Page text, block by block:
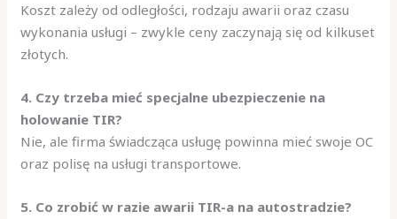
Koszt zależy od odległości, rodzaju awarii oraz czasu
wykonania usługi – zwykle ceny zaczynają się od kilkuset
złotych.
4. Czy trzeba mieć specjalne ubezpieczenie na
holowanie TIR?
Nie, ale firma świadcząca usługę powinna mieć swoje OC
oraz polisę na usługi transportowe.
5. Co zrobić w razie awarii TIR-a na autostradzie?